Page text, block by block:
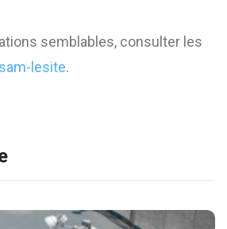
semblables, consulter les
sam-lesite.